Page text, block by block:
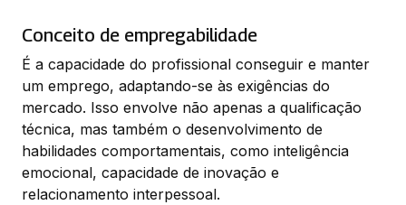
Conceito de empregabilidade
É a capacidade do profissional conseguir e manter
um emprego, adaptando-se às exigências do
mercado. Isso envolve não apenas a qualificação
técnica, mas também o desenvolvimento de
habilidades comportamentais, como inteligência
emocional, capacidade de inovação e
relacionamento interpessoal.